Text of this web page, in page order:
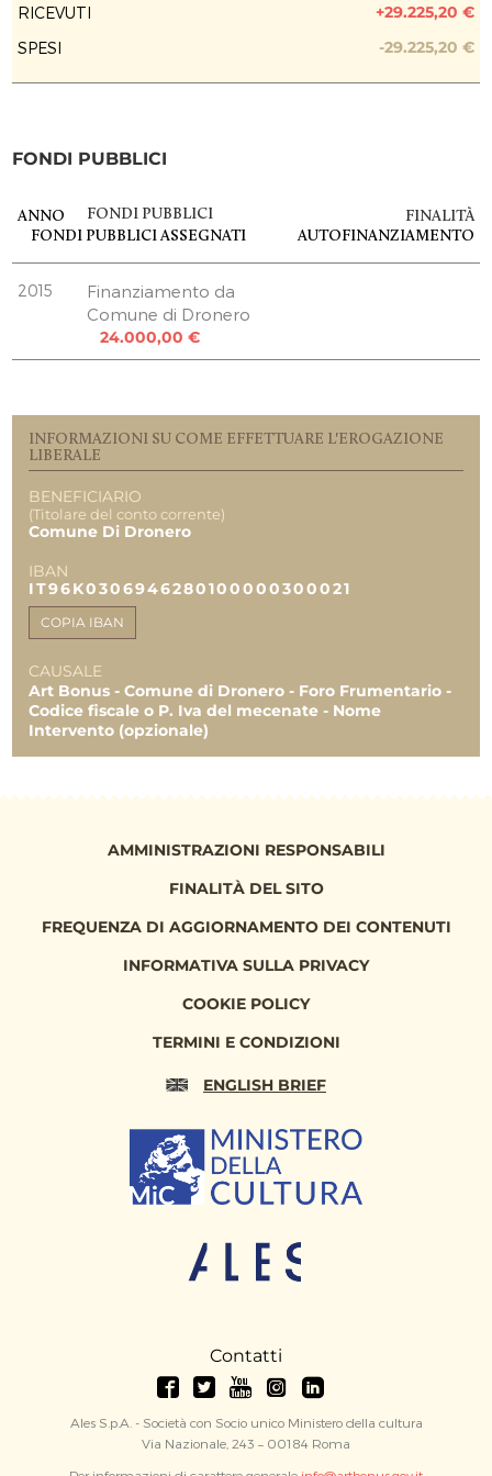
PREVISIONE COSTO TOTALE DELL’INTERVENTO
Compagnia di San Paolo
Giovanni Rovera
2.500,00 €
EROGAZIONI
Uscite 08.2019
Uscite 08.2019
2.914,32 €
TOTALE
RICEVUTI +29.225,20 €
SPESI -29.225,20 €
FONDI PUBBLICI
ANNO FONDI PUBBLICI
FINALITÀ
FONDI PUBBLICI ASSEGNATI AUTOFINANZIAMENTO
2015
Finanziamento da
Comune di Dronero
24.000,00 €
INFORMAZIONI SU COME EFFETTUARE L'EROGAZIONE
LIBERALE
BENEFICIARIO
(Titolare del conto corrente)
Comune Di Dronero
IBAN
IT96K0306946280100000300021
COPIA IBAN
CAUSALE
Art Bonus - Comune di Dronero - Foro Frumentario -
Codice fiscale o P. Iva del mecenate - Nome
Intervento (opzionale)
AMMINISTRAZIONI RESPONSABILI
FINALITÀ DEL SITO
FREQUENZA DI AGGIORNAMENTO DEI CONTENUTI
INFORMATIVA SULLA PRIVACY
COOKIE POLICY
TERMINI E CONDIZIONI
ENGLISH BRIEF
Contatti
Ales S.p.A. - Società con Socio unico Ministero della cultura
Via Nazionale, 243 – 00184 Roma